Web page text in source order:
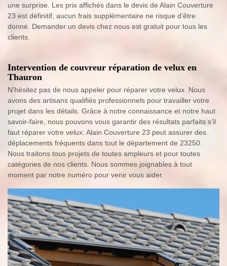
une surprise. Les prix affichés dans le devis de Alain Couverture
23 est définitif, aucun frais supplémentaire ne risque d’être
donné. Demander un devis chez nous est gratuit pour tous les
clients.
Intervention de couvreur réparation de velux en
Thauron
N’hésitez pas de nous appeler pour réparer votre velux. Nous
avons des artisans qualifiés professionnels pour travailler votre
projet dans les détails. Grâce à notre connaissance et notre haut
savoir-faire, nous pouvons vous garantir des résultats parfaits s’il
faut réparer votre velux. Alain Couverture 23 peut assurer des
déplacements fréquents dans tout le département de 23250.
Nous traitons tous projets de toutes ampleurs et pour toutes
catégories de nos clients. Nous sommes joignables à tout
moment par notre numéro pour venir vous aider.